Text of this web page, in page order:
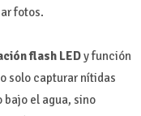
fotos.
flash LEDy función
solo capturar nítidas
el agua, sino